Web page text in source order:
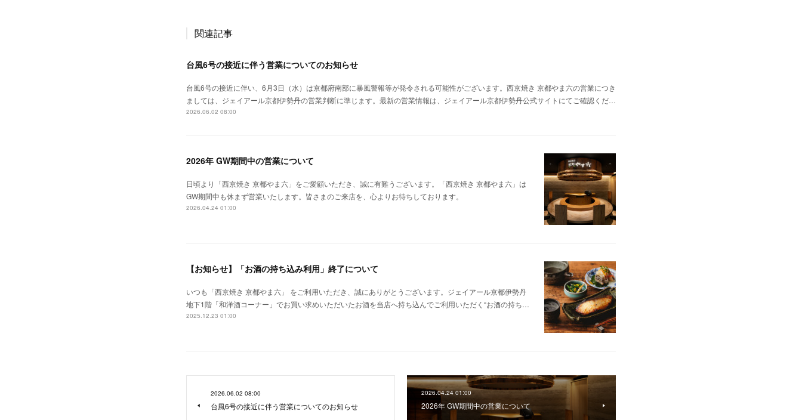
関連記事
台風6号の接近に伴う営業についてのお知らせ
台風6号の接近に伴い、6月3日（水）は京都府南部に暴風警報等が発令される可能性がございます。西京焼き 京都やま六の営業につき
ましては、ジェイアール京都伊勢丹の営業判断に準じます。最新の営業情報は、ジェイアール京都伊勢丹公式サイトにてご確認くだ…
2026.06.02 08:00
2026年 GW期間中の営業について
日頃より「西京焼き 京都やま六」をご愛顧いただき、誠に有難うございます。「西京焼き 京都やま六」は
GW期間中も休まず営業いたします。皆さまのご来店を、心よりお待ちしております。
2026.04.24 01:00
【お知らせ】「お酒の持ち込み利用」終了について
いつも「西京焼き 京都やま六」 をご利用いただき、誠にありがとうございます。ジェイアール京都伊勢丹
地下1階「和洋酒コーナー」でお買い求めいただいたお酒を当店へ持ち込んでご利用いただく“お酒の持ち…
2025.12.23 01:00
2026.06.02 08:00
台風6号の接近に伴う営業についてのお知らせ
2026.04.24 01:00
2026年 GW期間中の営業について